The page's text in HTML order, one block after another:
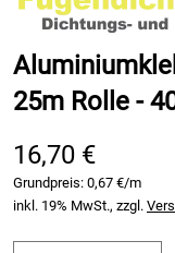
25m Rolle -
16,70 €
Grundpreis: 0,67 €/m
inkl. 19% MwSt., zzgl.